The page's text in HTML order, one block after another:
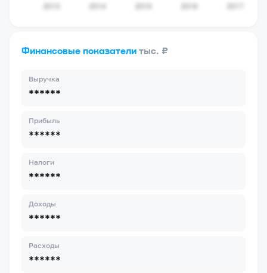
Финансовые показатели тыс. ₽
Выручка
******
Прибыль
******
Налоги
******
Доходы
******
Расходы
******